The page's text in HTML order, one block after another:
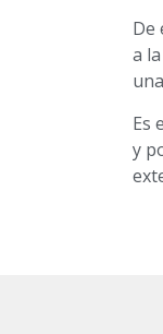
De
a
Es
y